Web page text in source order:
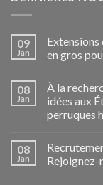
09
Jan
Extensions
en gros
08
Jan
À la
idées aux
perruques
08
Jan
Rejoignez-